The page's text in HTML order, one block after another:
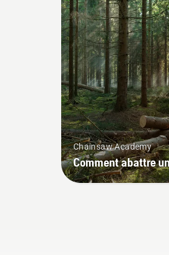
fine. Il vous suffit
sur un bouton du
bordures à batterie
activer et
savE.
Chainsaw Academy
Comment abattre